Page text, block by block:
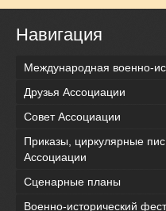
Навигация
Международная военно-
Друзья Ассоциации
Совет Ассоциации
Приказы, циркулярные
Ассоциации
Сценарные планы
Военно-исторический